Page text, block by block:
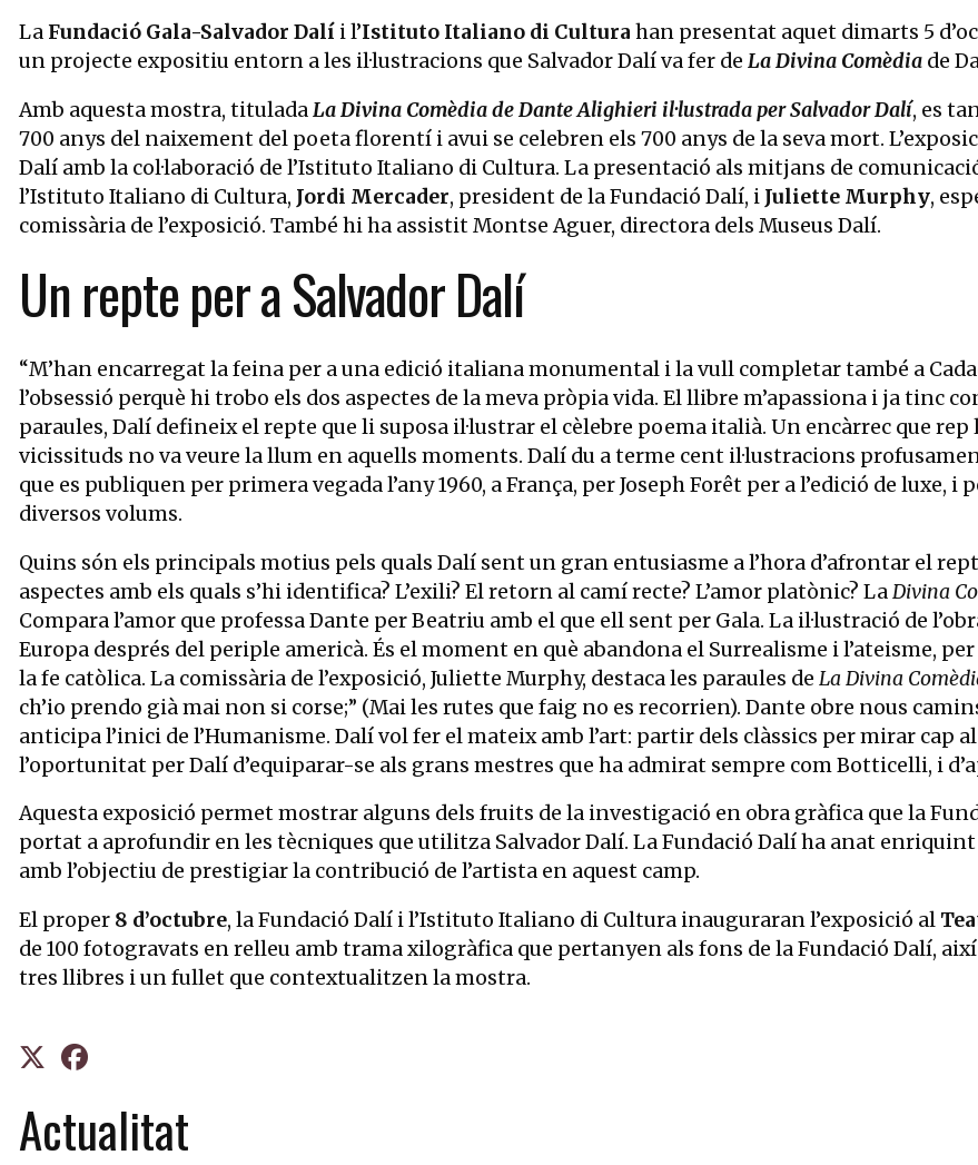
La Fundació Gala-Salvador Dalí i l’Istituto Italiano di Cultura han presentat aquet dimarts 5
un projecte expositiu entorn a les il·lustracions que Salvador Dalí va fer de La Divina Comèdia de
Amb aquesta mostra, tituladaLa Divina Comèdia de Dante Alighieri il·lustrada per Salvador Dalí, es
700 anys del naixement del poeta florentí i avui se celebren els 700 anys de la seva mort.
Dalí amb la col·laboració de l’Istituto Italiano di Cultura. La presentació als mitjans de
l’Istituto Italiano di Cultura, Jordi Mercader, president de la Fundació Dalí, i Juliette Murphy,
comissària de l’exposició. També hi ha assistit Montse Aguer, directora dels Museus Dalí.
Un repte per a Salvador Dalí
“M’han encarregat la feina per a una edició italiana monumental i la vull completar també a
l’obsessió perquè hi trobo els dos aspectes de la meva pròpia vida. El llibre m’apassiona i ja tinc
paraules, Dalí defineix el repte que li suposa il·lustrar el cèlebre poema italià. Un encàrrec que rep
vicissituds no va veure la llum en aquells moments. Dalí du a terme cent il·lustracions
que es publiquen per primera vegada l’any 1960, a França, per Joseph Forêt per a l’edició de luxe, i
diversos volums.
Quins són els principals motius pels quals Dalí sent un gran entusiasme a l’hora d’afrontar el
aspectes amb els quals s’hi identifica? L’exili? El retorn al camí recte? L’amor platònic? LaDivina
Compara l’amor que professa Dante per Beatriu amb el que ell sent per Gala. La il·lustració de
Europa després del periple americà. És el moment en què abandona el Surrealisme i l’ateisme,
la fe catòlica. La comissària de l’exposició, Juliette Murphy, destaca les paraules de La Divina
ch’io prendo già mai non si corse;” (Mai les rutes que faig no es recorrien). Dante obre nous
anticipa l’inici de l’Humanisme. Dalí vol fer el mateix amb l’art: partir dels clàssics per mirar cap
l’oportunitat per Dalí d’equiparar-se als grans mestres que ha admirat sempre com Botticelli, i
Aquesta exposició permet mostrar alguns dels fruits de la investigació en obra gràfica que la
portat a aprofundir en les tècniques que utilitza Salvador Dalí. La Fundació Dalí ha anat enriquint
amb l’objectiu de prestigiar la contribució de l’artista en aquest camp.
El proper 8 d’octubre, la Fundació Dalí i l’Istituto Italiano di Cultura inauguraran l’exposició al
de 100 fotogravats en relleu amb trama xilogràfica que pertanyen als fons de la Fundació Dalí,
tres llibres i un fullet que contextualitzen la mostra.
Actualitat